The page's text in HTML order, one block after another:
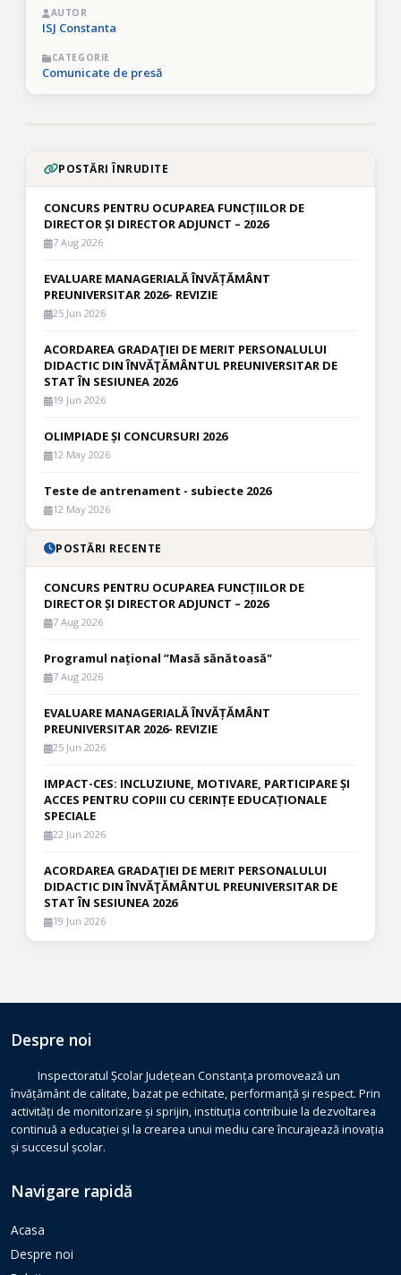
AUTOR
ISJ Constanta
CATEGORIE
Comunicate de presă
POSTĂRI ÎNRUDITE
CONCURS PENTRU OCUPAREA FUNCȚIILOR DE
DIRECTOR ȘI DIRECTOR ADJUNCT – 2026
7 Aug 2026
EVALUARE MANAGERIALĂ ÎNVĂȚĂMÂNT
PREUNIVERSITAR 2026- REVIZIE
25 Jun 2026
ACORDAREA GRADAŢIEI DE MERIT PERSONALULUI
DIDACTIC DIN ÎNVĂŢĂMÂNTUL PREUNIVERSITAR DE
STAT ÎN SESIUNEA 2026
19 Jun 2026
OLIMPIADE ȘI CONCURSURI 2026
12 May 2026
Teste de antrenament - subiecte 2026
12 May 2026
POSTĂRI RECENTE
CONCURS PENTRU OCUPAREA FUNCȚIILOR DE
DIRECTOR ȘI DIRECTOR ADJUNCT – 2026
7 Aug 2026
Programul național ”Masă sănătoasă"
7 Aug 2026
EVALUARE MANAGERIALĂ ÎNVĂȚĂMÂNT
PREUNIVERSITAR 2026- REVIZIE
25 Jun 2026
IMPACT-CES: INCLUZIUNE, MOTIVARE, PARTICIPARE ȘI
ACCES PENTRU COPIII CU CERINȚE EDUCAȚIONALE
SPECIALE
22 Jun 2026
ACORDAREA GRADAŢIEI DE MERIT PERSONALULUI
DIDACTIC DIN ÎNVĂŢĂMÂNTUL PREUNIVERSITAR DE
STAT ÎN SESIUNEA 2026
19 Jun 2026
Despre noi
Inspectoratul Școlar Județean Constanța promovează un
învățământ de calitate, bazat pe echitate, performanță și respect. Prin
activități de monitorizare și sprijin, instituția contribuie la dezvoltarea
continuă a educației și la crearea unui mediu care încurajează inovația
și succesul școlar.
Navigare rapidă
Acasa
Despre noi